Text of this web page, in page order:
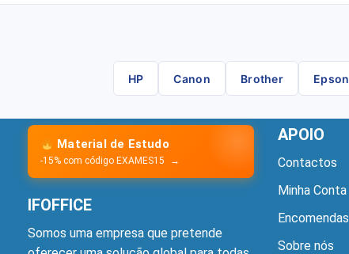
HP Canon Brother Epson
Material de Estudo
-15% com código EXAMES15 →
IFOFFICE
Somos uma empresa que pretende
APOIO
Contactos
Minha Conta
Encomendas
Sobre nós